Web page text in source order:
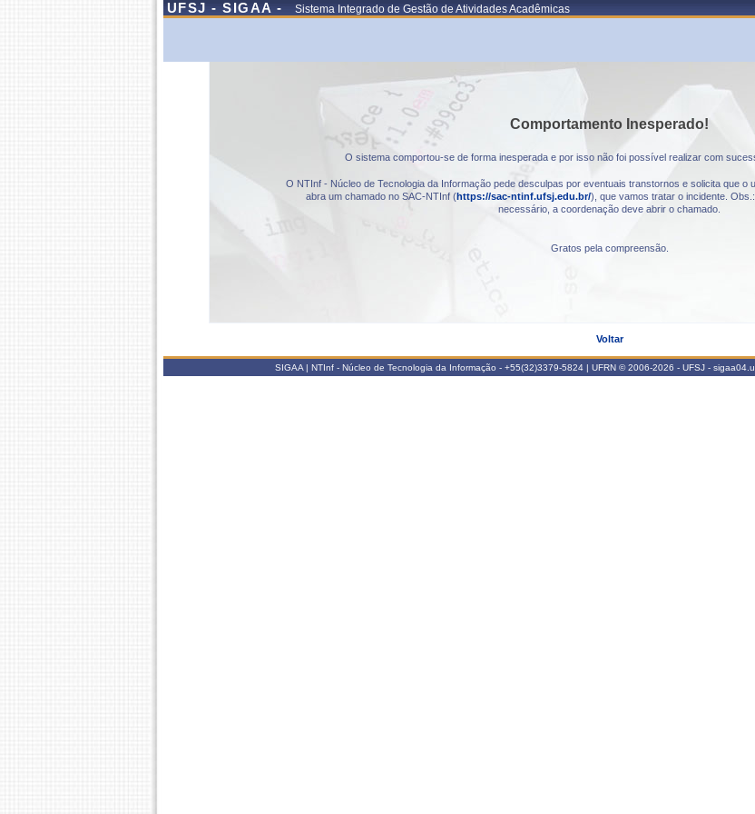
UFSJ - SIGAA - Sistema Integrado de Gestão de Atividades Acadêmicas
Comportamento Inesperado!
O sistema comportou-se de forma inesperada e por isso não foi possível realizar com
O NTInf - Núcleo de Tecnologia da Informação pede desculpas por eventuais transtornos e solicita que o
abra um chamado no SAC-NTInf (https://sac-ntinf.ufsj.edu.br/), que vamos tratar o incidente.
necessário, a coordenação deve abrir o chamado.
Gratos pela compreensão.
Voltar
SIGAA | NTInf - Núcleo de Tecnologia da Informação - +55(32)3379-5824 | UFRN © 2006-2026 - UFSJ -